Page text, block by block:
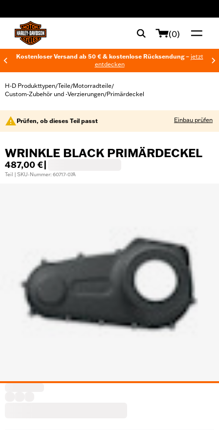
(0)
Kostenloser Versand ab 50 € & kostenlose Rücksendung – jetzt
entdecken
H-D Produkttypen/Teile/Motorradteile/
Custom-Zubehör und -Verzierungen/Primärdeckel
Prüfen, ob dieses Teil passt Einbau prüfen
WRINKLE BLACK PRIMÄRDECKEL
487,00 €
Teil | SKU-Nummer: 60717-07A